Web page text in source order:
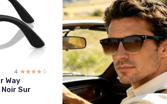
4 ☆☆☆☆☆
★★★★★
Way
Sur